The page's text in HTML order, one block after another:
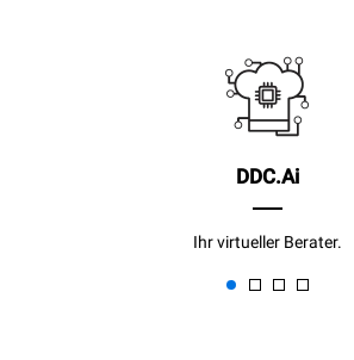
DDC.Ai
Ihr virtueller Berater.